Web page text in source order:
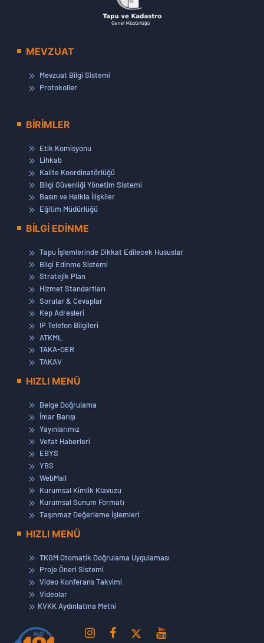
MEVZUAT
Mevzuat Bilgi Sistemi
Protokoller
BİRİMLER
Etik Komisyonu
Lihkab
Kalite Koordinatörlüğü
Bilgi Güvenliği Yönetim Sistemi
Basın ve Halkla İlişkiler
Eğitim Müdürlüğü
BİLGİ EDİNME
Tapu İşlemlerinde Dikkat Edilecek Hususlar
Bilgi Edinme Sistemi
Stratejik Plan
Hizmet Standartları
Sorular & Cevaplar
Kep Adresleri
IP Telefon Bilgileri
ATKML
TAKA-DER
TAKAV
HIZLI MENÜ
Belge Doğrulama
İmar Barışı
Yayınlarımız
Vefat Haberleri
EBYS
YBS
WebMail
Kurumsal Kimlik Klavuzu
Kurumsal Sunum Formatı
Taşınmaz Değerleme İşlemleri
HIZLI MENÜ
TKGM Otomatik Doğrulama Uygulaması
Proje Öneri Sistemi
Video Konferans Takvimi
Videolar
KVKK Aydınlatma Metni